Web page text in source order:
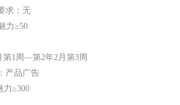
求：无
力≥50
第1周—第2年2月第3周
产品广告
力≥300